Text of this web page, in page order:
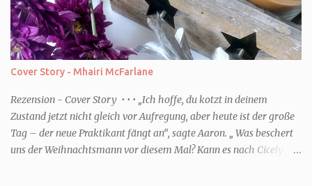
Cover Story - Mhairi McFarlane
Rezension - Cover Story • • • „Ich hoffe, du kotzt in deinem
Zustand jetzt nicht gleich vor Aufregung, aber heute ist der große
Tag – der neue Praktikant fängt an“, sagte Aaron. „ Was beschert
uns der Weihnachtsmann vor diesem Mal? Kann es nach Cicely